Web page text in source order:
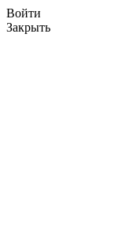
Войти
Закрыть